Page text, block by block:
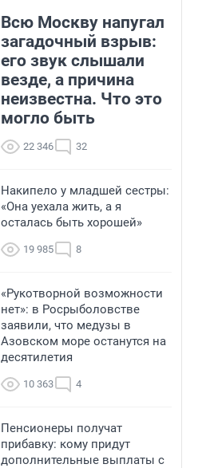
Всю Москву напугал
загадочный взрыв:
его звук слышали
везде, а причина
неизвестна. Что это
могло быть
22 346 32
Накипело у младшей сестры:
«Она уехала жить, а я
осталась быть хорошей»
19 985 8
«Рукотворной возможности
нет»: в Росрыболовстве
заявили, что медузы в
Азовском море останутся на
десятилетия
10 363 4
Пенсионеры получат
прибавку: кому придут
дополнительные выплаты с